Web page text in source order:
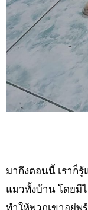
มาถึงตอนนี้ เราก็
แมวทั้งบ้าน โดยมี